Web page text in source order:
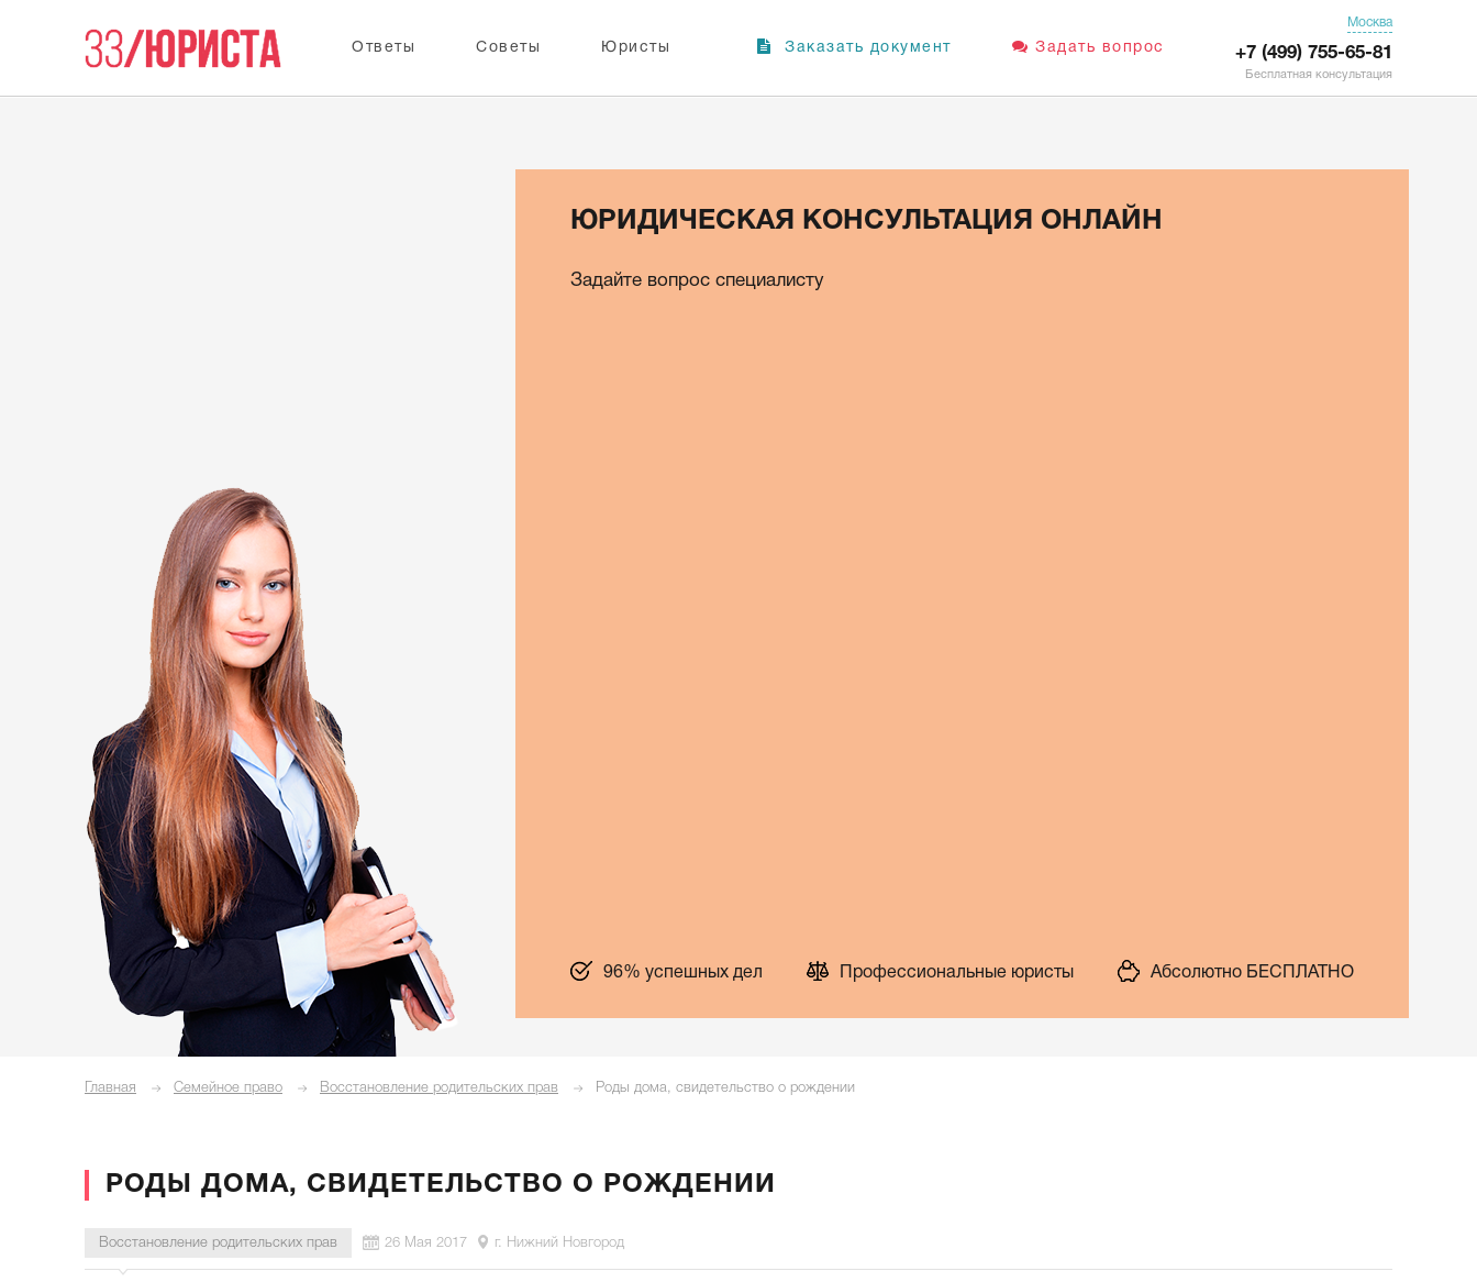
Ответы Советы Юристы Заказать документ Задать вопрос
Москва
+7 (499) 755-65-81
Бесплатная консультация
ЮРИДИЧЕСКАЯ КОНСУЛЬТАЦИЯ ОНЛАЙН
Задайте вопрос специалисту
96% успешных дел Профессиональные юристы Абсолютно БЕСПЛАТНО
Главная Семейное право Восстановление родительских прав Роды дома, свидетельство о рождении
РОДЫ ДОМА, СВИДЕТЕЛЬСТВО О РОЖДЕНИИ
Восстановление родительских прав 26 Мая 2017 г. Нижний Новгород